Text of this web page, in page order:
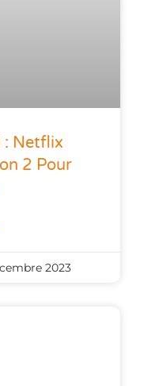
: Netflix
2 Pour
2023